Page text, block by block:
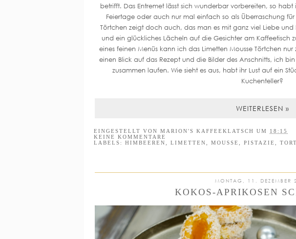
betrifft. Das Entremet lässt sich wunderbar vorbereiten, so habt
Feiertage oder auch nur mal einfach so als Überraschung
Törtchen zeigt doch auch, das man es mit ganz viel Liebe und
und ein glückliches Lächeln auf die Gesichter am Kaffeetisch
eines feinen Menüs kann ich das Limetten Mousse Törtchen
einen Blick auf das Rezept und die Bilder des Anschnitts, ich
zusammen laufen. Wie sieht es aus, habt ihr Lust auf ein
Kuchenteller?
WEITERLESEN »
EINGESTELLT VON MARION'S KAFFEEKLATSCH UM 18:15
KEINE KOMMENTARE
LABELS: HIMBEEREN LIMETTEN MOUSSE PISTAZIE
MONTAG, 11. DEZEMBER
KOKOS-APRIKOSEN